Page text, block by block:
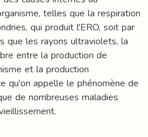
telles que la respiration
qui produit l'ERO, soit par
que les rayons ultraviolets, la
entre la production de
et la production
qu'on appelle le phénomène de
de nombreuses maladies